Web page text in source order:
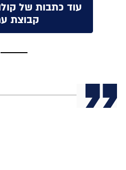
עוד כתבות של
קבוצת